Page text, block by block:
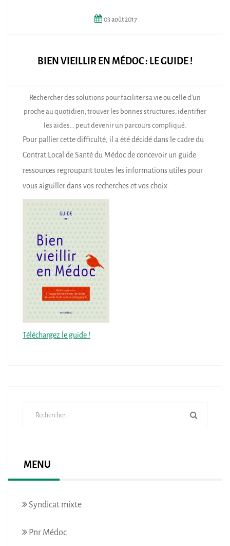
03août2017
BIEN VIEILLIR EN MÉDOC : LE GUIDE !
Rechercher des solutions pour faciliter sa vie ou celle d’un
proche au quotidien, trouver les bonnes structures, identifier
les aides… peut devenir un parcours compliqué.
Pour pallier cette difficulté, il a été décidé dans le cadre du
Contrat Local de Santé du Médoc de concevoir un guide
ressources regroupant toutes les informations utiles pour
vous aiguiller dans vos recherches et vos choix.
Téléchargez le guide !
MENU
Syndicat mixte
Pnr Médoc